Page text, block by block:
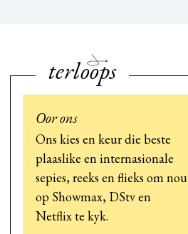
Oor ons
Ons kies en keur die beste
plaaslike en internasionale
sepies, reeks en flieks om nou
op Showmax, DStv en
Netflix te kyk.
terloops